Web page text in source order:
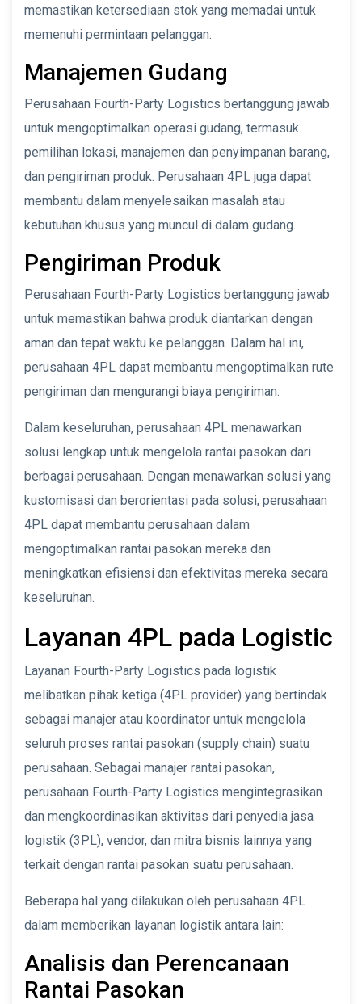
memastikan ketersediaan stok yang memadai untuk
memenuhi permintaan pelanggan.
Manajemen Gudang
Perusahaan Fourth-Party Logistics bertanggung jawab
untuk mengoptimalkan operasi gudang, termasuk
pemilihan lokasi, manajemen dan penyimpanan barang,
dan pengiriman produk. Perusahaan 4PL juga dapat
membantu dalam menyelesaikan masalah atau
kebutuhan khusus yang muncul di dalam gudang.
Pengiriman Produk
Perusahaan Fourth-Party Logistics bertanggung jawab
untuk memastikan bahwa produk diantarkan dengan
aman dan tepat waktu ke pelanggan. Dalam hal ini,
perusahaan 4PL dapat membantu mengoptimalkan rute
pengiriman dan mengurangi biaya pengiriman.
Dalam keseluruhan, perusahaan 4PL menawarkan
solusi lengkap untuk mengelola rantai pasokan dari
berbagai perusahaan. Dengan menawarkan solusi yang
kustomisasi dan berorientasi pada solusi, perusahaan
4PL dapat membantu perusahaan dalam
mengoptimalkan rantai pasokan mereka dan
meningkatkan efisiensi dan efektivitas mereka secara
keseluruhan.
Layanan 4PL pada Logistic
Layanan Fourth-Party Logistics pada logistik
melibatkan pihak ketiga (4PL provider) yang bertindak
sebagai manajer atau koordinator untuk mengelola
seluruh proses rantai pasokan (supply chain) suatu
perusahaan. Sebagai manajer rantai pasokan,
perusahaan Fourth-Party Logistics mengintegrasikan
dan mengkoordinasikan aktivitas dari penyedia jasa
logistik (3PL), vendor, dan mitra bisnis lainnya yang
terkait dengan rantai pasokan suatu perusahaan.
Beberapa hal yang dilakukan oleh perusahaan 4PL
dalam memberikan layanan logistik antara lain:
Analisis dan Perencanaan
Rantai Pasokan